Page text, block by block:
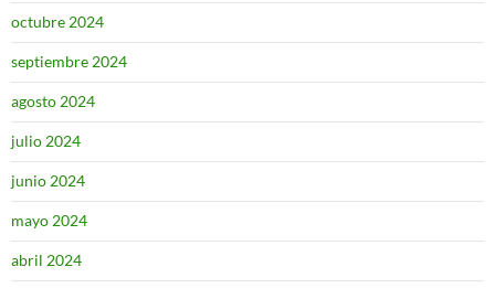
octubre 2024
septiembre 2024
agosto 2024
julio 2024
junio 2024
mayo 2024
abril 2024